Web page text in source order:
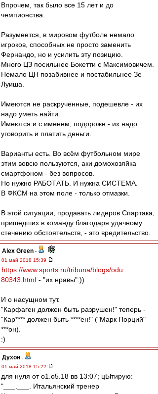
Впрочем, так было все 15 лет и до
чемпионства.
Разумеется, в мировом футболе немало
игроков, способных не просто заменить
Фернандо, но и усилить эту позицию.
Много ЦЗ посильнее Бокетти с Максимовичем.
Немало ЦН позабивнее и постабильнее Зе
Луиша.
Имеются не раскрученные, подешевле - их
надо уметь найти.
Имеются и с именем, подороже - их надо
уговорить и платить деньги.
Варианты есть. Во всём футбольном мире
этим вовсю пользуются, аки домохозяйка
смартфоном - без вопросов.
Но нужно РАБОТАТЬ. И нужна СИСТЕМА.
В ФКСМ на этом поле - только отмазки.
В этой ситуации, продавать лидеров Спартака,
пришедших в команду благодаря удачному
стечению обстоятельств, - это вредительство.
Alex Green -
01 май 2018 15:39
https://www.sports.ru/tribuna/blogs/odu ...
80343.html - "их нравы":))
И о насущном тут.
"Карфаген должен быть разрушен!" теперь -
"Кар**** должен быть ****ен!" ("Марк Порций"
***он).
:)
Духон -
01 май 2018 15:22
для нуля от о1.о5.18 вв 13:07; цЫтирую:
"___.___. Итальянский тренер